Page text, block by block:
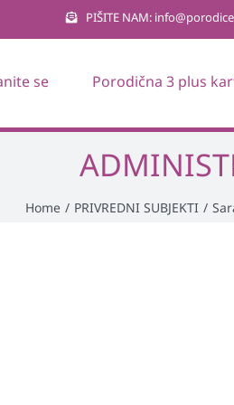
PIŠITE NAM:
se Porodična 3 plus
Home / PRIVREDNI SUBJEKTI /